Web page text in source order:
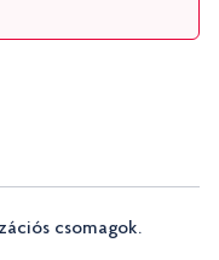
csomagok.